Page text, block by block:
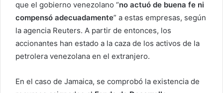
que el gobierno venezolano “no actuó de buena fe ni
compensó adecuadamente” a estas empresas, según
la agencia Reuters. A partir de entonces, los
accionantes han estado a la caza de los activos de la
petrolera venezolana en el extranjero.
En el caso de Jamaica, se comprobó la existencia de